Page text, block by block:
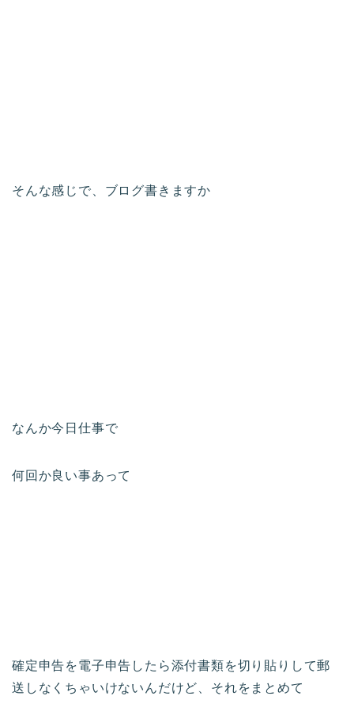
そんな感じで、ブログ書きますか
なんか今日仕事で
何回か良い事あって
確定申告を電子申告したら添付書類を切り貼りして郵
送しなくちゃいけないんだけど、それをまとめて